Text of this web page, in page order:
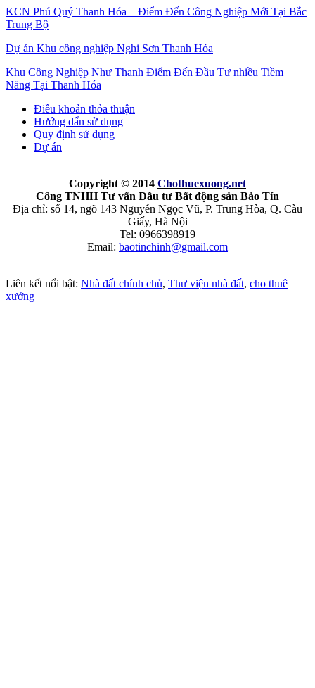
KCN Phú Quý Thanh Hóa – Điểm Đến Công Nghiệp Mới Tại Bắc
Trung Bộ
Dự án Khu công nghiệp Nghi Sơn Thanh Hóa
Khu Công Nghiệp Như Thanh Điểm Đến Đầu Tư nhiều Tiềm
Năng Tại Thanh Hóa
Điều khoản thỏa thuận
Hướng dẩn sử dụng
Quy định sử dụng
Dự án
Copyright © 2014 Chothuexuong.net
Công TNHH Tư vấn Đầu tư Bất động sản Bảo Tín
Địa chỉ: số 14, ngõ 143 Nguyễn Ngọc Vũ, P. Trung Hòa, Q. Càu
Giấy, Hà Nội
Tel: 0966398919
Email: baotinchinh@gmail.com
Liên kết nổi bật: Nhà đất chính chủ, Thư viện nhà đất, cho thuê
xưởng